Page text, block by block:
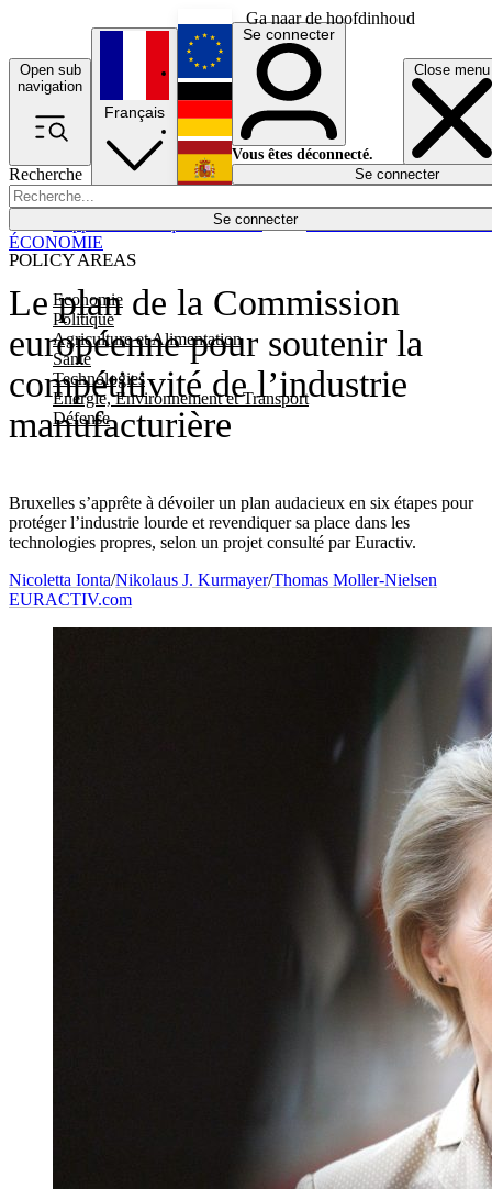
Ga naar de hoofdinhoud
Open sub
navigation
Close menu
Recherche
Se connecter
POLICY AREAS
Economie
Politique
Agriculture et Alimentation
Santé
Technologies
Energie, Environnement et Transport
Défense
Économie
Français
English
Deutsch
Español
Se connecter
Vous êtes déconnecté.
Se connecter
Le plan de la Commission
européenne pour soutenir la
compétitivité de l’industrie
manufacturière
Bruxelles s’apprête à dévoiler un plan audacieux en six étapes pour
protéger l’industrie lourde et revendiquer sa place dans les
technologies propres, selon un projet consulté par Euractiv.
ÉCONOMIE
Nicoletta Ionta/Nikolaus J. Kurmayer/Thomas Moller-Nielsen
EURACTIV.com